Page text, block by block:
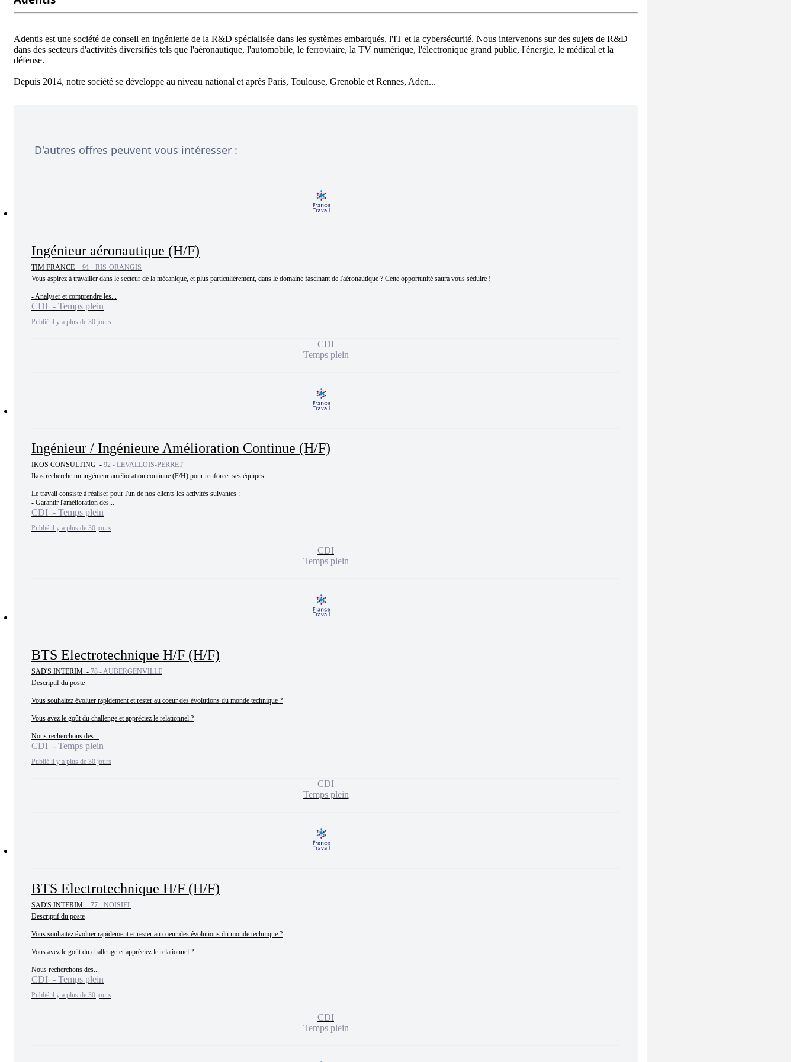
Adentis est une société de conseil en ingénierie de la R&D spécialisée dans les systèmes embarqués, l'IT et la cybersécurité. Nous intervenons sur des sujets de R&D
dans des secteurs d'activités diversifiés tels que l'aéronautique, l'automobile, le ferroviaire, la TV numérique, l'électronique grand public, l'énergie, le médical et la
défense.
D'autres offres peuvent vous intéresser :
Ingénieur aéronautique (H/F)
TIM FRANCE - 91 - RIS-ORANGIS
Vous aspirez à travailler dans le secteur de la mécanique, et plus particulièrement, dans le domaine fascinant de l'aéronautique ? Cette opportunité saura vous séduire !
- Analyser et comprendre les...
CDI - Temps plein
Publié il y a plus de 30 jours
CDI
Temps plein
Ingénieur / Ingénieure Amélioration Continue (H/F)
IKOS CONSULTING - 92 - LEVALLOIS-PERRET
Ikos recherche un ingénieur amélioration continue (F/H) pour renforcer ses équipes.
Le travail consiste à réaliser pour l'un de nos clients les activités suivantes :
- Garantir l'amélioration des...
CDI - Temps plein
Publié il y a plus de 30 jours
CDI
Temps plein
BTS Electrotechnique H/F (H/F)
SAD'S INTERIM - 78 - AUBERGENVILLE
Descriptif du poste
Vous souhaitez évoluer rapidement et rester au coeur des évolutions du monde technique ?
Vous avez le goût du challenge et appréciez le relationnel ?
Nous recherchons des...
CDI - Temps plein
Publié il y a plus de 30 jours
CDI
Temps plein
BTS Electrotechnique H/F (H/F)
SAD'S INTERIM - 77 - NOISIEL
Descriptif du poste
Vous souhaitez évoluer rapidement et rester au coeur des évolutions du monde technique ?
Vous avez le goût du challenge et appréciez le relationnel ?
Nous recherchons des...
CDI - Temps plein
Publié il y a plus de 30 jours
CDI
Temps plein